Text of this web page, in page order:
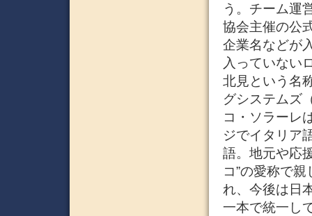
う。チーム運
協会主催の公
企業名などが
入っていない
北見という名
グシステムズ
コ・ソラーレ
ジでイタリア
語。地元や応
コ”の愛称で
れ、今後は日
一本で統一し